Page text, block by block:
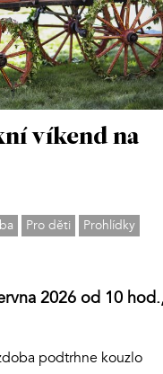
víkend na
Pro děti
Prohlídky
2026 od 10
podtrhne kouzlo